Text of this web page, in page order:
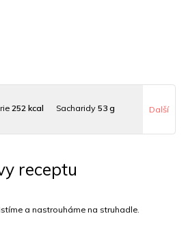
252 kcal Sacharidy 53 g
Cholesterol6.5 mg
Vláknina 26880 mg
Další
receptu
a nastrouháme na struhadle.